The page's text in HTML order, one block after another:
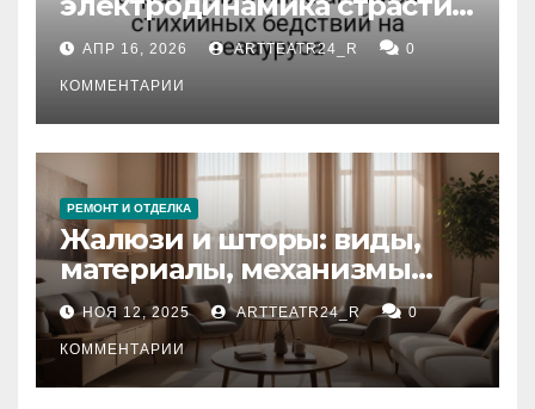
влияние анализа
стихийных бедствий на
тезауруса
АПР 16, 2026 ARTTEATR24_R 0
КОММЕНТАРИИ
РЕМОНТ И ОТДЕЛКА
Жалюзи и шторы: виды,
материалы, механизмы
управления и уход
НОЯ 12, 2025 ARTTEATR24_R 0
КОММЕНТАРИИ